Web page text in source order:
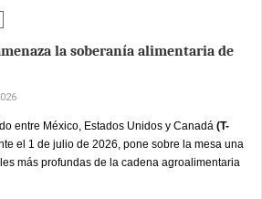
país sudamericano.
la soberanía alimentaria de
entre México, Estados Unidos y Canadá (T-
el 1 de julio de 2026, pone sobre la mesa una
más profundas de la cadena agroalimentaria